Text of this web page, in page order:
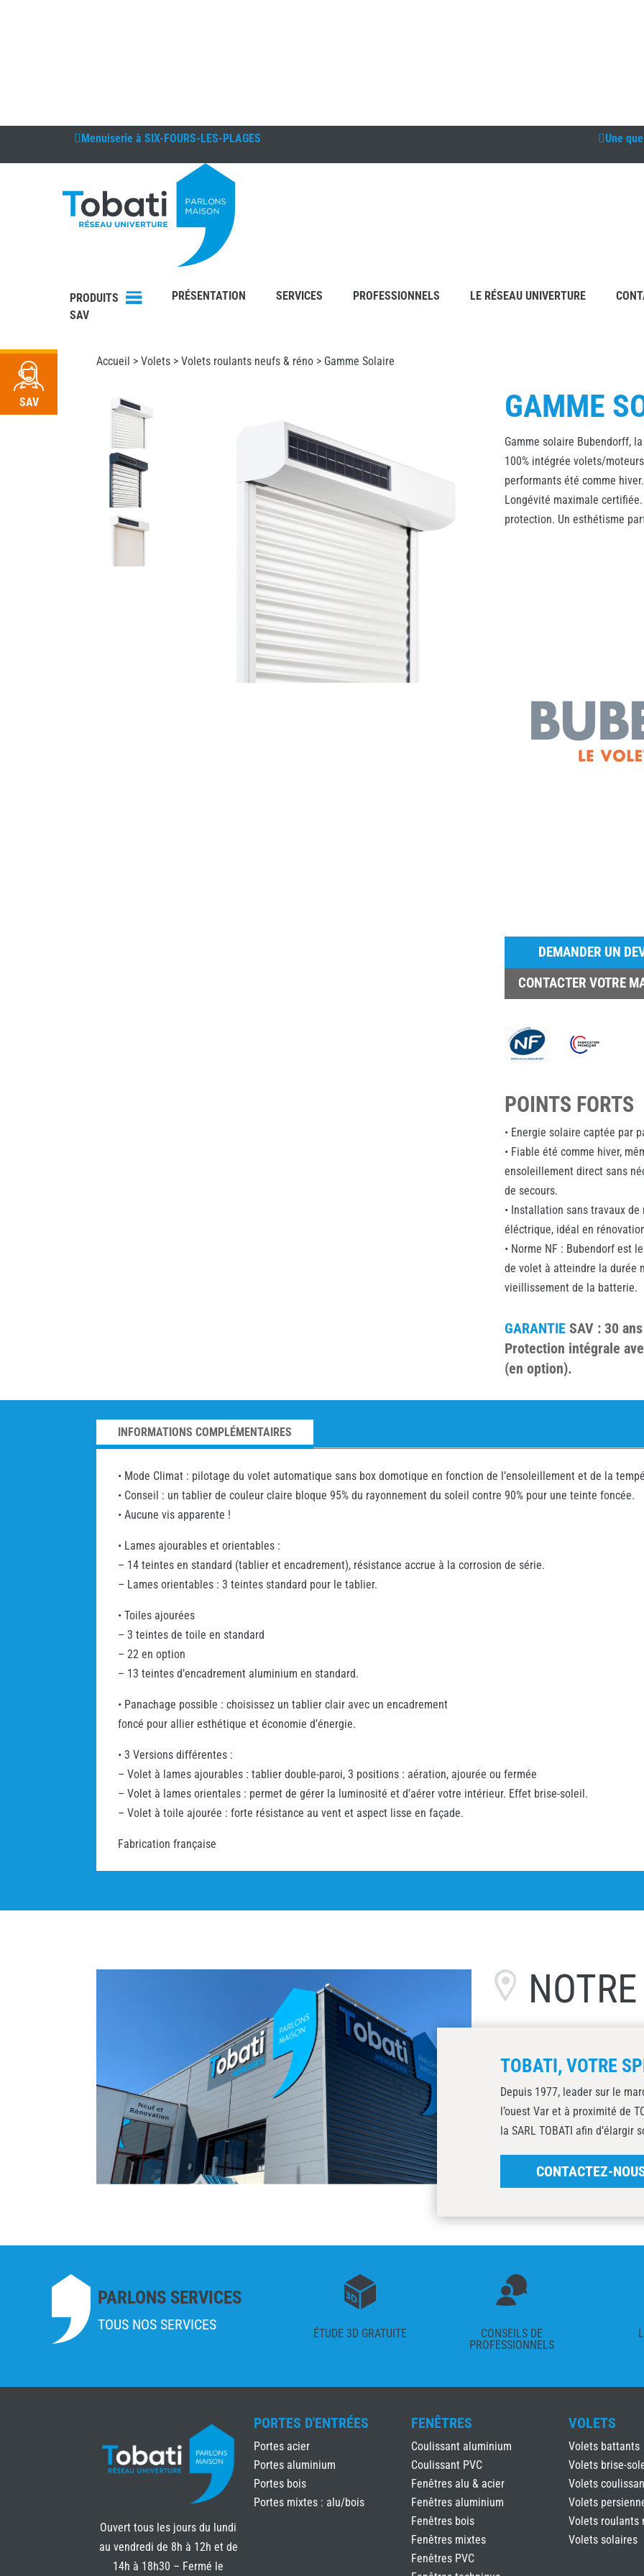
Menuiserie à SIX-FOURS-LES-PLAGES Une
PRODUITS PRÉSENTATION SERVICES PROFESSIONNELS LE RÉSEAU UNIVERTURE
SAV
Accueil >Volets >Volets roulants neufs & réno > Gamme Solaire
GAMME
Gamme solaire Bubendorff,
100% intégrée volets/
performants été comme
Longévité maximale
protection. Un esthétisme
DEMANDER UN
CONTACTER VOTRE
POINTS FORTS
• Energie solaire captée par
• Fiable été comme hiver,
ensoleillement direct sans
de secours.
• Installation sans travaux de
éléctrique, idéal en
• Norme NF : Bubendorf est
de volet à atteindre la durée
vieillissement de la batterie.
GARANTIE SAV : 30
Protection intégrale
(en option).
INFORMATIONS COMPLÉMENTAIRES
• Mode Climat : pilotage du volet automatique sans box domotique en fonction de l’ensoleillement et de la
• Conseil : un tablier de couleur claire bloque 95% du rayonnement du soleil contre 90% pour une teinte foncée.
• Aucune vis apparente !
• Lames ajourables et orientables :
– 14 teintes en standard (tablier et encadrement), résistance accrue à la corrosion de série.
– Lames orientables : 3 teintes standard pour le tablier.
• Toiles ajourées
– 3 teintes de toile en standard
– 22 en option
– 13 teintes d’encadrement aluminium en standard.
• Panachage possible : choisissez un tablier clair avec un encadrement
foncé pour allier esthétique et économie d’énergie.
• 3 Versions différentes :
– Volet à lames ajourables : tablier double-paroi, 3 positions : aération, ajourée ou fermée
– Volet à lames orientales : permet de gérer la luminosité et d’aérer votre intérieur. Effet brise-soleil.
– Volet à toile ajourée : forte résistance au vent et aspect lisse en façade.
Fabrication française
TOBATI, VOTRE
Depuis 1977, leader sur le
l’ouest Var et à proximité de
la SARL TOBATI afin d’élargir
CONTACTEZ-
PARLONS SERVICES
TOUS NOS SERVICES
ÉTUDE 3D GRATUITE
CONSEILS DE
PROFESSIONNELS
Ouvert tous les jours du lundi
au vendredi de 8h à 12h et de
14h à 18h30 – Fermé le
PORTES D'ENTRÉES
Portes acier
Portes aluminium
Portes bois
Portes mixtes : alu/bois
FENÊTRES
Coulissant aluminium
Coulissant PVC
Fenêtres alu & acier
Fenêtres aluminium
Fenêtres bois
Fenêtres mixtes
Fenêtres PVC
VOLETS
Volets battants
Volets brise-
Volets
Volets
Volets roulants
Volets solaires
SAV